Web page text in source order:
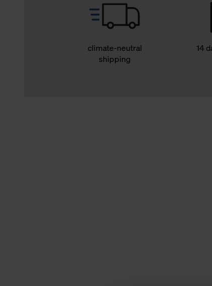
climate-neutral
shipping
14